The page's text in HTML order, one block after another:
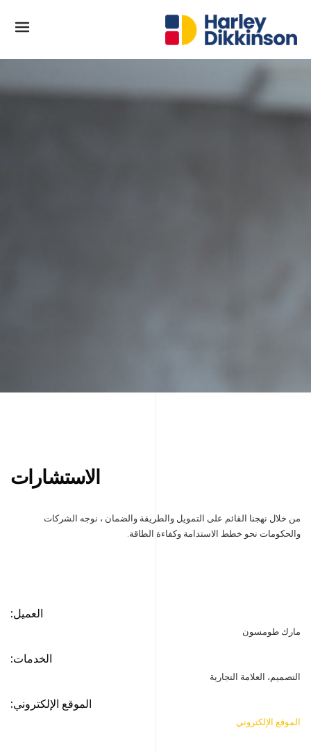
الاستشارات
من خلال نهجنا القائم على التمويل والطريقة والضمان ، نوجه الشركات
والحكومات نحو خطط الاستدامة وكفاءة الطاقة.
العميل:
مارك طومسون
الخدمات:
التصميم، العلامة التجارية
الموقع الإلكتروني:
الموقع الإلكتروني